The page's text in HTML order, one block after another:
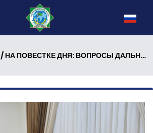
/ НА ПОВЕСТКЕ ДНЯ: ВОПРОСЫ ДАЛЬНЕЙШЕГО СОТРУДНИЧЕСТВА